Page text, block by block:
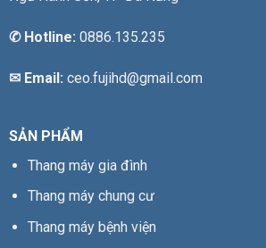
✆Hotline: 0886.135.235
✉ Email: ceo.fujihd@gmail.com
SẢN PHẨM
Thang máy gia đình
Thang máy chung cư
Thang máy bệnh viện